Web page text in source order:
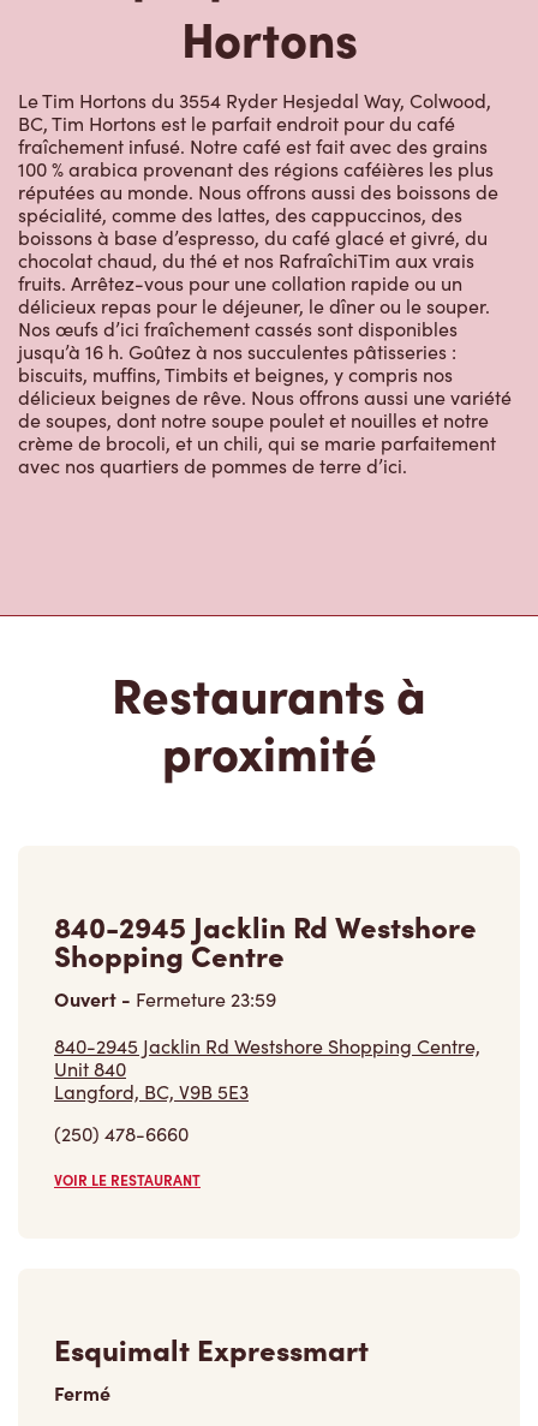
Hortons
Le Tim Hortons du 3554 Ryder Hesjedal Way, Colwood,
BC, Tim Hortons est le parfait endroit pour du café
fraîchement infusé. Notre café est fait avec des grains
100 % arabica provenant des régions caféières les plus
réputées au monde. Nous offrons aussi des boissons de
spécialité, comme des lattes, des cappuccinos, des
boissons à base d’espresso, du café glacé et givré, du
chocolat chaud, du thé et nos RafraîchiTim aux vrais
fruits. Arrêtez-vous pour une collation rapide ou un
délicieux repas pour le déjeuner, le dîner ou le souper.
Nos œufs d’ici fraîchement cassés sont disponibles
jusqu’à 16 h. Goûtez à nos succulentes pâtisseries :
biscuits, muffins, Timbits et beignes, y compris nos
délicieux beignes de rêve. Nous offrons aussi une variété
de soupes, dont notre soupe poulet et nouilles et notre
crème de brocoli, et un chili, qui se marie parfaitement
avec nos quartiers de pommes de terre d’ici.
Restaurants à
proximité
840-2945 Jacklin Rd Westshore
Shopping Centre
Ouvert - Fermeture 23:59
840-2945 Jacklin Rd Westshore Shopping Centre,
Unit 840
Langford, BC, V9B 5E3
(250) 478-6660
VOIR LE RESTAURANT
Esquimalt Expressmart
Fermé